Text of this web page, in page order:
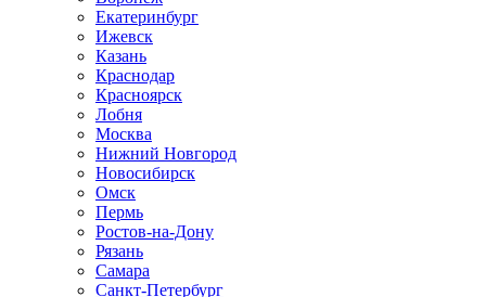
Екатеринбург
Ижевск
Казань
Краснодар
Красноярск
Лобня
Москва
Нижний Новгород
Новосибирск
Омск
Пермь
Ростов-на-Дону
Рязань
Самара
Санкт-Петербург